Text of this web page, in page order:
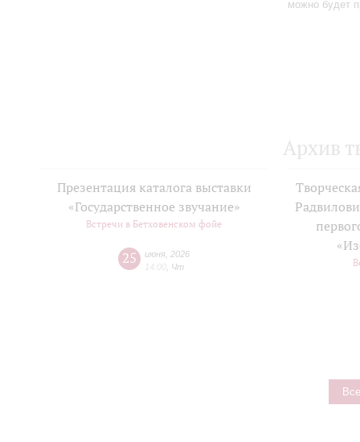
можно будет
Архив
Презентация каталога выставки
«Государственное звучание»
Встречи в Бетховенском фойе
25 июня 2026
14:00 Чт